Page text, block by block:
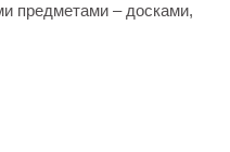
предметами – досками,